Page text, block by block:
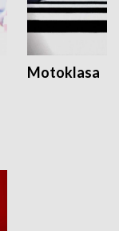
Motoklasa